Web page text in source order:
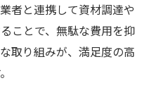
者と連携して資材調達や
ことで、無駄な費用を抑
取り組みが、満足度の高